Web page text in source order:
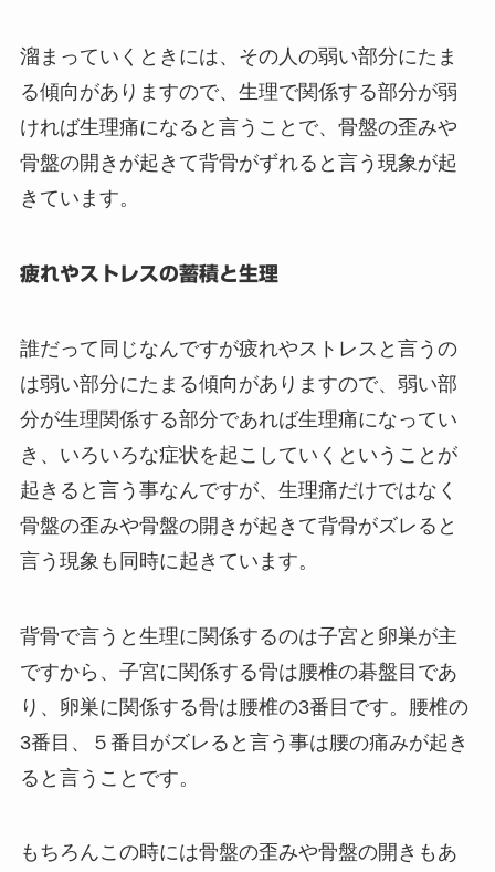
溜まっていくときには、その人の弱い部分にたま
る傾向がありますので、生理で関係する部分が弱
ければ生理痛になると言うことで、骨盤の歪みや
骨盤の開きが起きて背骨がずれると言う現象が起
きています。
疲れやストレスの蓄積と生理
誰だって同じなんですが疲れやストレスと言うの
は弱い部分にたまる傾向がありますので、弱い部
分が生理関係する部分であれば生理痛になってい
き、いろいろな症状を起こしていくということが
起きると言う事なんですが、生理痛だけではなく
骨盤の歪みや骨盤の開きが起きて背骨がズレると
言う現象も同時に起きています。
背骨で言うと生理に関係するのは子宮と卵巣が主
ですから、子宮に関係する骨は腰椎の碁盤目であ
り、卵巣に関係する骨は腰椎の3番目です。腰椎の
3番目、５番目がズレると言う事は腰の痛みが起き
ると言うことです。
もちろんこの時には骨盤の歪みや骨盤の開きもあ